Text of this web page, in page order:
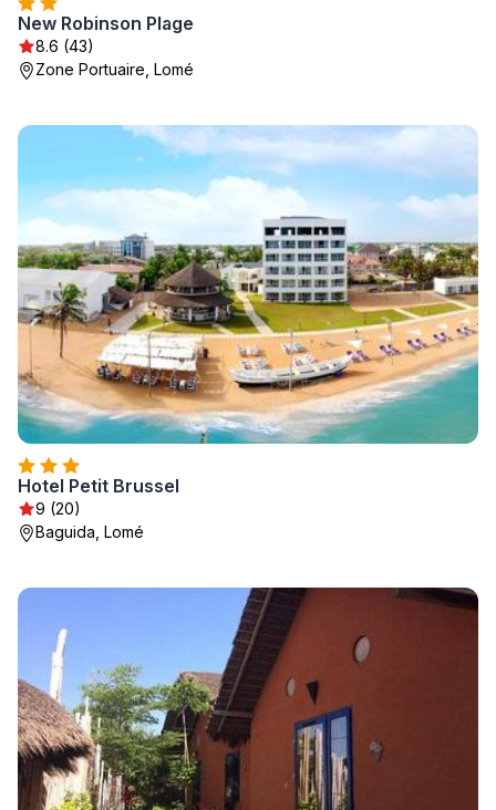
New Robinson Plage
8.6 (43)
Zone Portuaire, Lomé
Hotel Petit Brussel
9 (20)
Baguida, Lomé